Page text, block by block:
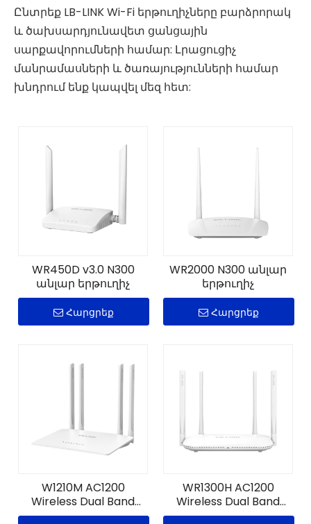
Ընտրեք LB-LINK Wi-Fi երթուղիչները բարձրորակ
և ծախսարդյունավետ ցանցային
սարքավորումների համար: Լրացուցիչ
մանրամասների և ծառայությունների համար
խնդրում ենք կապվել մեզ հետ:
WR450D v3.0 N300
անլար երթուղիչ
Հարցրեք
WR2000 N300 անլար
երթուղիչ
Հարցրեք
W1210M AC1200
Wireless Dual Band
Router
WR1300H AC1200
Wireless Dual Band
Gigabit Router